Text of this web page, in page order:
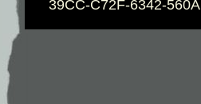
39CC-C72F-6342-560A